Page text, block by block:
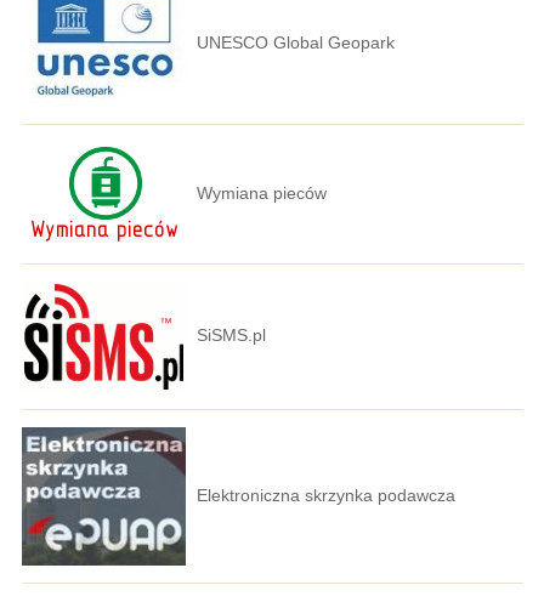
UNESCO Global Geopark
Wymiana pieców
SiSMS.pl
Elektroniczna skrzynka podawcza